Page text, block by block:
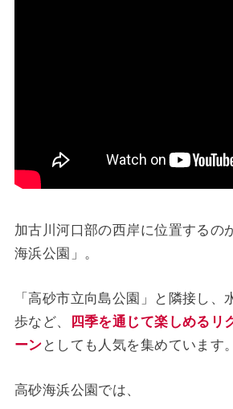
加古川河口部の西岸に位置するの
海浜公園」。
「高砂市立向島公園」と隣接し、
歩など、
四季を通じて楽しめるリ
ーン としても人気を集めています。
高砂海浜公園では、